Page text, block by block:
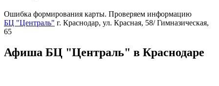
Ошибка формирования карты. Проверяем информацию
БЦ "Централь" г. Краснодар, ул. Красная, 58/ Гимназическая,
65
Афиша БЦ "Централь" в Краснодаре